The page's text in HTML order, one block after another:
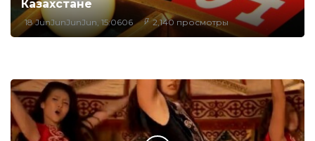
Казахстане
18 JunJunJunJun, 15:0606 2,140 просмотры